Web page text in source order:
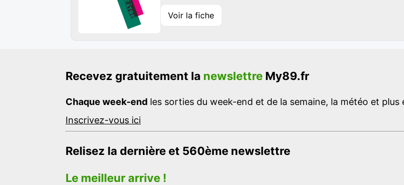
Voir la fiche
Recevez gratuitement la newslettre My89.fr
Chaque week-end les sorties du week-end et de la semaine, la météo et
Inscrivez-vous ici
Relisez la dernière et 560ème newslettre
Le meilleur arrive !